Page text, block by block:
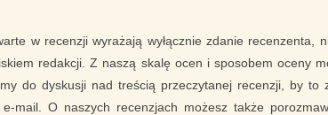
w recenzji wyrażają wyłącznie zdanie recenzenta,
redakcji. Z naszą skalę ocen i sposobem oceny
do dyskusji nad treścią przeczytanej recenzji, by to
mail. O naszych recenzjach możesz także